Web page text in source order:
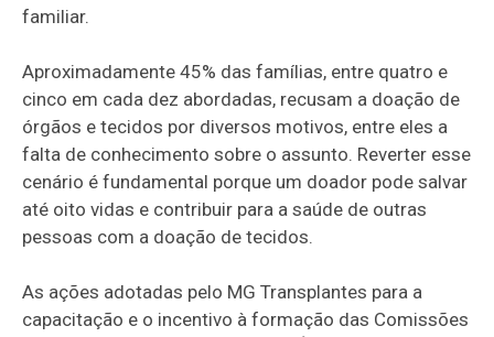
familiar.
Aproximadamente 45% das famílias, entre quatro e
cinco em cada dez abordadas, recusam a doação de
órgãos e tecidos por diversos motivos, entre eles a
falta de conhecimento sobre o assunto. Reverter esse
cenário é fundamental porque um doador pode salvar
até oito vidas e contribuir para a saúde de outras
pessoas com a doação de tecidos.
As ações adotadas pelo MG Transplantes para a
capacitação e o incentivo à formação das Comissões